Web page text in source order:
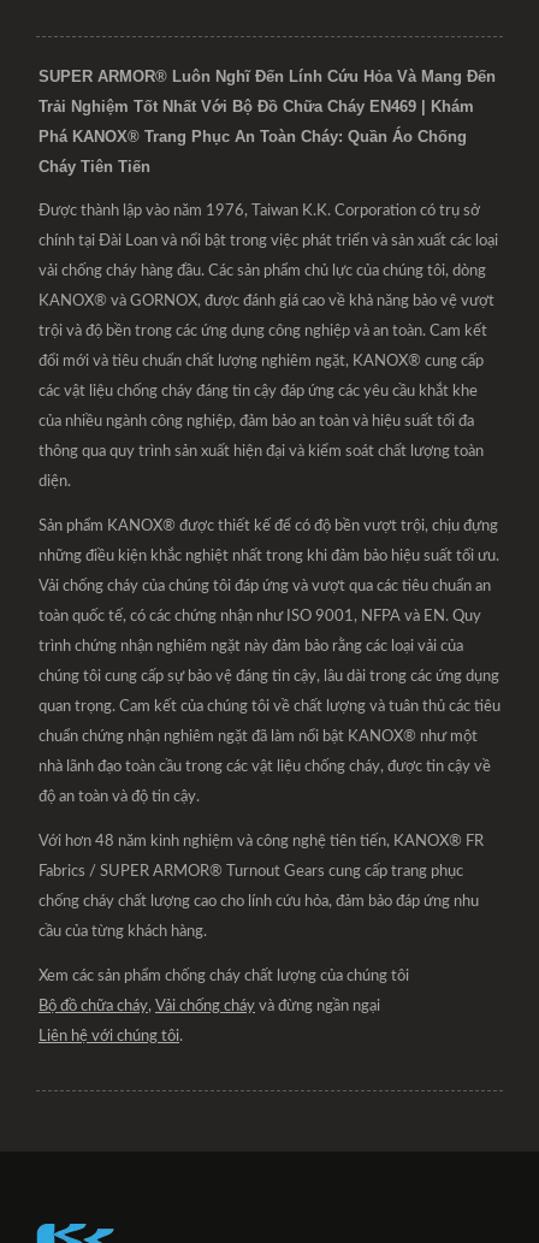
SUPER ARMOR® Luôn Nghĩ Đến Lính Cứu Hỏa Và Mang Đến
Trải Nghiệm Tốt Nhất Với Bộ Đồ Chữa Cháy EN469 | Khám
Phá KANOX® Trang Phục An Toàn Cháy: Quần Áo Chống
Cháy Tiên Tiến
Được thành lập vào năm 1976, Taiwan K.K. Corporation có trụ sở
chính tại Đài Loan và nổi bật trong việc phát triển và sản xuất các loại
vải chống cháy hàng đầu. Các sản phẩm chủ lực của chúng tôi, dòng
KANOX® và GORNOX, được đánh giá cao về khả năng bảo vệ vượt
trội và độ bền trong các ứng dụng công nghiệp và an toàn. Cam kết
đổi mới và tiêu chuẩn chất lượng nghiêm ngặt, KANOX® cung cấp
các vật liệu chống cháy đáng tin cậy đáp ứng các yêu cầu khắt khe
của nhiều ngành công nghiệp, đảm bảo an toàn và hiệu suất tối đa
thông qua quy trình sản xuất hiện đại và kiểm soát chất lượng toàn
diện.
Sản phẩm KANOX® được thiết kế để có độ bền vượt trội, chịu đựng
những điều kiện khắc nghiệt nhất trong khi đảm bảo hiệu suất tối ưu.
Vải chống cháy của chúng tôi đáp ứng và vượt qua các tiêu chuẩn an
toàn quốc tế, có các chứng nhận như ISO 9001, NFPA và EN. Quy
trình chứng nhận nghiêm ngặt này đảm bảo rằng các loại vải của
chúng tôi cung cấp sự bảo vệ đáng tin cậy, lâu dài trong các ứng dụng
quan trọng. Cam kết của chúng tôi về chất lượng và tuân thủ các tiêu
chuẩn chứng nhận nghiêm ngặt đã làm nổi bật KANOX® như một
nhà lãnh đạo toàn cầu trong các vật liệu chống cháy, được tin cậy về
độ an toàn và độ tin cậy.
Với hơn 48 năm kinh nghiệm và công nghệ tiên tiến, KANOX® FR
Fabrics / SUPER ARMOR® Turnout Gears cung cấp trang phục
chống cháy chất lượng cao cho lính cứu hỏa, đảm bảo đáp ứng nhu
cầu của từng khách hàng.
Xem các sản phẩm chống cháy chất lượng của chúng tôi
Bộ đồ chữa cháy, Vải chống cháy và đừng ngần ngại
Liên hệ với chúng tôi.